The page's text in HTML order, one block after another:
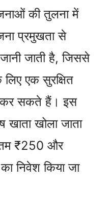
की तुलना में
प्रमुखता से
जाती है, जिससे
लिए एक सुरक्षित
कर सकते हैं। इस
खोला जाता
₹250 और
निवेश किया जा